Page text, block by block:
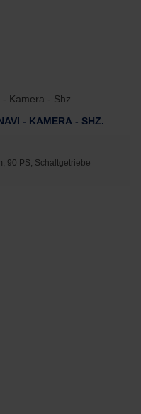
- KAMERA - SHZ.
90 PS, Schaltgetriebe